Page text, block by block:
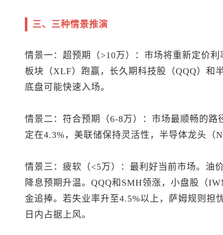
三、三种情景推演
情景一：超预期（>10万）：市场将重新定价
板块（XLF）跑赢，长久期科技股（QQQ）和
底盘可能快速入场。
情景二：符合预期（6-8万）：市场最顺畅的
定在4.3%，美联储保持灵活性，半导体龙头
情景三：疲软（<5万）：最利好当前市场。油
降息预期升温。QQQ和SMH领涨，小盘股（
金追捧。若失业率升至4.5%以上，萨姆规则担
日内占据上风。